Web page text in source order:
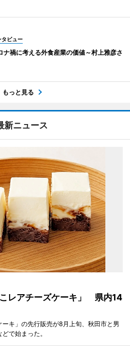
タビュー
ナ禍に考える外食産業の価値～村上雅彦さ
もっと見る
新ニュース
レアチーズケーキ」 県内14
ーキ」の先行販売が8月上旬、秋田市と男
で始まった。